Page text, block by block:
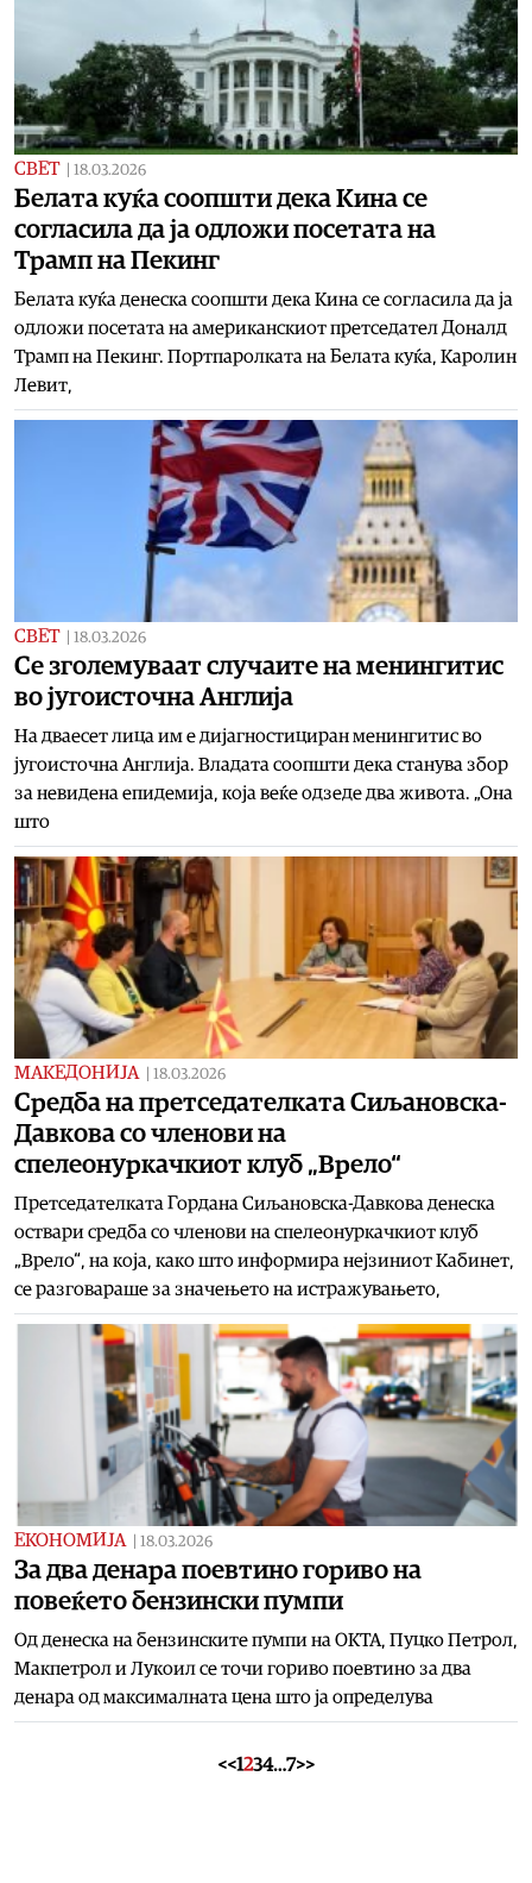
СВЕТ 18.03.2026
Белата куќа соопшти дека Кина се
согласила да ја одложи посетата на
Трамп на Пекинг
Белата куќа денеска соопшти дека Кина се согласила да ја
одложи посетата на американскиот претседател Доналд
Трамп на Пекинг. Портпаролката на Белата куќа, Каролин
Левит,
СВЕТ 18.03.2026
Се зголемуваат случаите на менингитис
во југоисточна Англија
На дваесет лица им е дијагностициран менингитис во
југоисточна Англија. Владата соопшти дека станува збор
за невидена епидемија, која веќе одзеде два живота. „Она
што
МАКЕДОНИЈА 18.03.2026
Средба на претседателката Сиљановска-
Давкова со членови на
спелеонуркачкиот клуб „Врело“
Претседателката Гордана Сиљановска-Давкова денеска
оствари средба со членови на спелеонуркачкиот клуб
„Врело“, на која, како што информира нејзиниот Кабинет,
се разговараше за значењето на истражувањето,
ЕКОНОМИЈА 18.03.2026
За два денара поевтино гориво на
повеќето бензински пумпи
Од денеска на бензинските пумпи на ОКТА, Пуцко Петрол,
Макпетрол и Лукоил се точи гориво поевтино за два
денара од максималната цена што ја определува
<<1234…7>>